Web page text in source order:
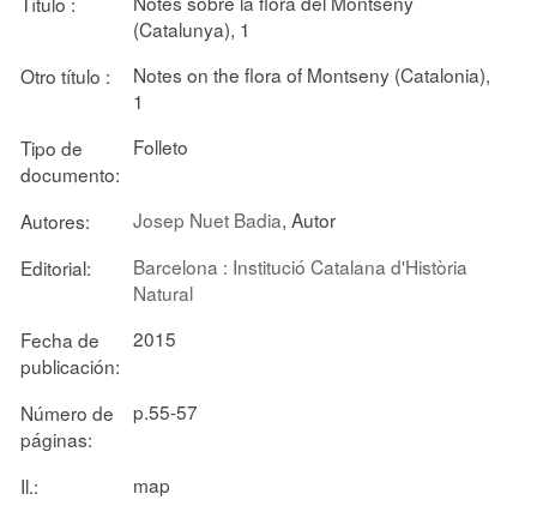
(Catalunya), 1
Otro título :
Notes on the flora of Montseny (Catalonia),
1
Tipo de
documento:
Folleto
Autores: Josep Nuet Badia, Autor
Editorial:
Barcelona : Institució Catalana d'Història
Natural
Fecha de
publicación:
2015
Número de
páginas:
p.55-57
Il.:
map